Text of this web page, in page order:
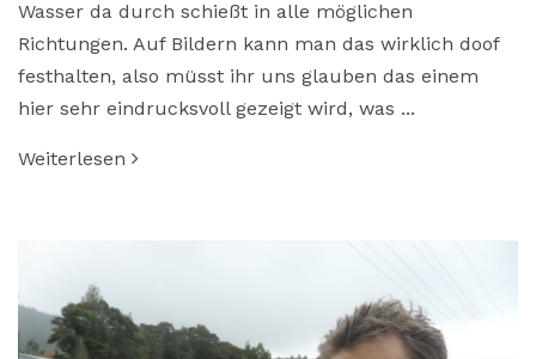
Wasser da durch schießt in alle möglichen
Richtungen. Auf Bildern kann man das wirklich doof
festhalten, also müsst ihr uns glauben das einem
hier sehr eindrucksvoll gezeigt wird, was ...
Weiterlesen